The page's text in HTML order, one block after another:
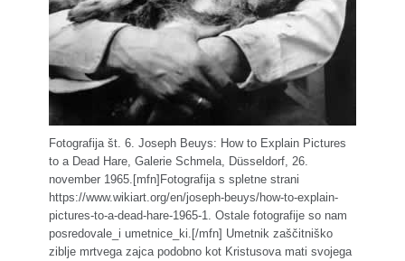
Fotografija št. 6. Joseph Beuys: How to Explain Pictures
to a Dead Hare, Galerie Schmela, Düsseldorf, 26.
november 1965.[mfn]Fotografija s spletne strani
https://www.wikiart.org/en/joseph-beuys/how-to-explain-
pictures-to-a-dead-hare-1965-1. Ostale fotografije so nam
posredovale_i umetnice_ki.[/mfn] Umetnik zaščitniško
ziblje mrtvega zajca podobno kot Kristusova mati svojega